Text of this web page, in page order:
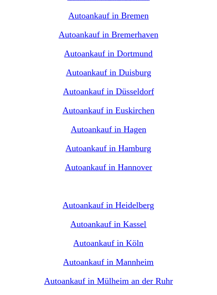
Autoankauf in Bremen
Autoankauf in Bremerhaven
Autoankauf in Dortmund
Autoankauf in Duisburg
Autoankauf in Düsseldorf
Autoankauf in Euskirchen
Autoankauf in Hagen
Autoankauf in Hamburg
Autoankauf in Hannover
Autoankauf in Heidelberg
Autoankauf in Kassel
Autoankauf in Köln
Autoankauf in Mannheim
Autoankauf in Mülheim an der Ruhr